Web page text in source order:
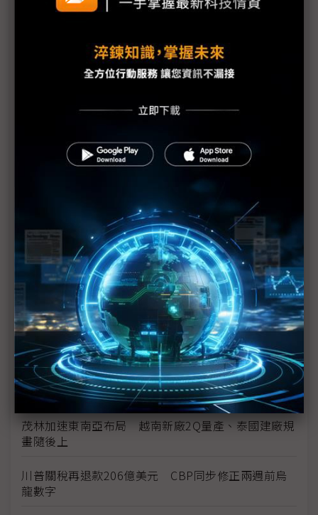
有望優於1H
朋程擴產搶攻高效車用元件市場 AI伺服器與HVDC
模組拚2027放量
洲市佔首破15%
裕融嚴陳莉蓮：汽車、出行與用車事業的協同發展
AI應用與綠能發展推動創新
回應232關稅優惠上路 東陽：對台灣汽車零件產業
新纖：地緣風險是危機也是轉機 三大布局推進成長
台美投資MOU關稅優惠先落地 汽車零組件15%、航
空零件迎近乎免稅
中資背景也能過關 Volvo獲白宮豁免可繼續在美賣
車
裕隆國產、外銷同步並進 嚴陳莉蓮：AI賦能強化核
心競爭力與轉型
茂林加速東南亞布局 越南新廠2Q量產、泰國建廠規
畫隨後上
川普關稅再退款206億美元 CBP同步修正兩週前烏
龍數字